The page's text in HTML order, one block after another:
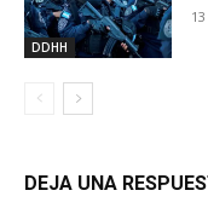
DDHH
DEJA UNA